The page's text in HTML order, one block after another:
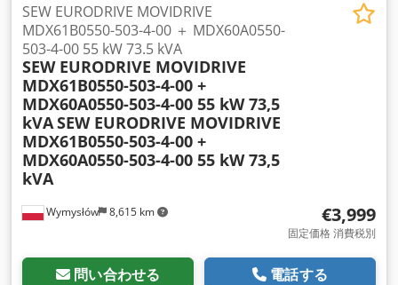
Wymysłów 8,615 km
SEW EURODRIVE MOVIDRIVE
MDX61B0550-503-4-00 ＋ MDX60A0550-
503-4-00 55 kW 73.5 kVA
SEW EURODRIVE MOVIDRIVE
MDX61B0550-503-4-00 +
MDX60A0550-503-4-00 55 kW 73,5
kVASEW EURODRIVE MOVIDRIVE
MDX61B0550-503-4-00 +
MDX60A0550-503-4-00 55 kW 73,5
kVA
€3,999
固定価格 消費税別
問い合わせる 電話する